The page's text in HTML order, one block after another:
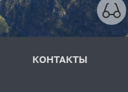
КОНТАКТЫ